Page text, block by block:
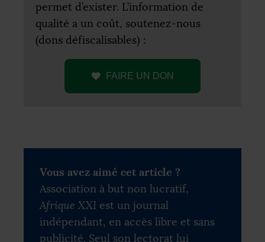
permet d’exister. L’information de
qualité a un coût, soutenez-nous
(dons défiscalisables) :
FAIRE UN DON
Vous avez aimé cet article ?
Association à but non lucratif,
Afrique XXI est un journal
indépendant, en accès libre et sans
publicité. Seul son lectorat lui